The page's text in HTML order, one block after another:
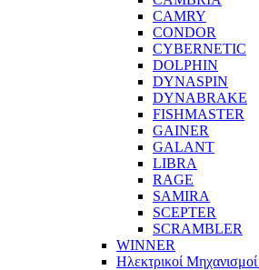
CAMRY
CONDOR
CYBERNETIC
DOLPHIN
DYNASPIN
DYNABRAKE
FISHMASTER
GAINER
GALANT
LIBRA
RAGE
SAMIRA
SCEPTER
SCRAMBLER
WINNER
Ηλεκτρικοί